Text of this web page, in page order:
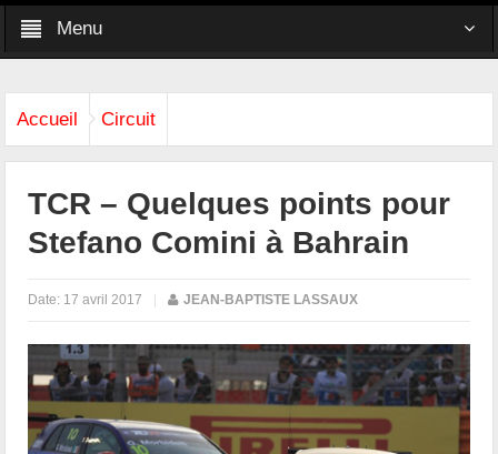
Menu
Accueil Circuit
TCR – Quelques points pour
Stefano Comini à Bahrain
Date: 17 avril 2017 | JEAN-BAPTISTE LASSAUX